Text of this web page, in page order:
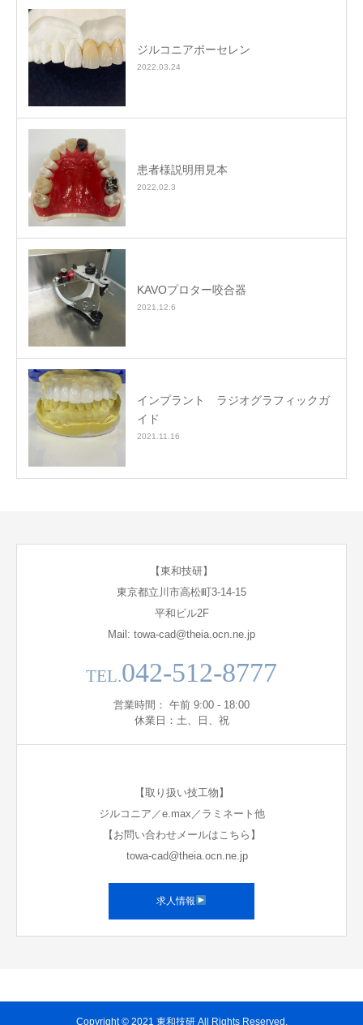
ジルコニアポーセレン
2022.03.24
患者様説明用見本
2022.02.3
KAVOプロター咬合器
2021.12.6
インプラント ラジオグラフィックガ
イド
2021.11.16
【東和技研】
東京都立川市高松町3-14-15
平和ビル2F
Mail: towa-cad@theia.ocn.ne.jp
TEL.042-512-8777
営業時間： 午前 9:00 - 18:00
休業日：土、日、祝
【取り扱い技工物】
ジルコニア／e.max／ラミネート他
【お問い合わせメールはこちら】
towa-cad@theia.ocn.ne.jp
求人情報
Copyright © 2021 東和技研 All Rights Reserved.